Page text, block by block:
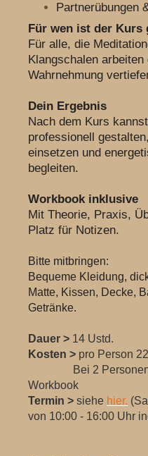
Partnerübungen
Für wen ist der Kurs
Für alle, die
Klangschalen
Wahrnehmung
Dein Ergebnis
Nach dem Kurs
professionell
einsetzen und
begleiten.
Workbook inklusive
Mit Theorie, Praxis,
Platz für Notizen.
Bitte mitbringen:
Bequeme Kleidung,
Matte, Kissen, Decke,
Getränke.
Dauer > 14 Ustd.
Kosten > pro Person
Bei 2 Personen
Workbook
Termin > siehe hier.
von 10:00 - 16:00 Uhr